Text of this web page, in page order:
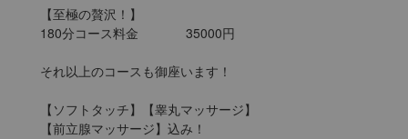
【至極の贅沢！】
180分コース料金		35000円
それ以上のコースも御座います！
【ソフトタッチ】【睾丸マッサージ】
【前立腺マッサージ】込み！